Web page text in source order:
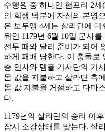
수행원 중 하나인 험프리 2세
인 희생 덕분에 자신의 본영
온 보두앵 4세는 살라딘에
뒤인 1179년 6월 10일 군사
전투 때와 달리 준비가 되어
하게 패배 당한다. 이 충돌로
층 인사와 템플 기사단의 기
몸 값을 지불하고 살라딘 측
몸 값 지불을 거절하고 다마
다.
1179년의 살라딘의 승리 이
잠시 소강상태를 맞는다. 살